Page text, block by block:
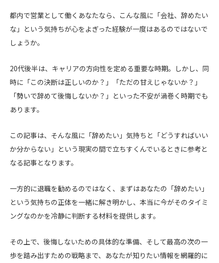
都内で営業として働くあなたなら、こんな風に「会社、辞めたい
な」という気持ちが心をよぎった経験が一度はあるのではないで
しょうか。
20代後半は、キャリアの方向性を定める重要な時期。しかし、同
時に「この決断は正しいのか？」「ただの甘えじゃないか？」
「勢いで辞めて後悔しないか？」といった不安が渦巻く時期でも
あります。
この記事は、そんな風に「辞めたい」気持ちと「どうすればいい
か分からない」という現実の間で立ちすくんでいるときに参考と
なる記事となります。
一方的に退職を勧めるのではなく、まずはあなたの「辞めたい」
という気持ちの正体を一緒に解き明かし、本当に今がそのタイミ
ングなのかを冷静に判断する材料を提供します。
その上で、後悔しないための具体的な準備、そして最高の次の一
歩を踏み出すための戦略まで、あなたが知りたい情報を網羅的に